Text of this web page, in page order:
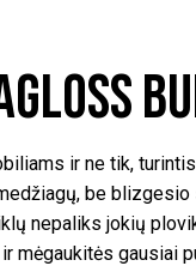
ir ne tik,
be
nepaliks jokių
mėgaukitės gausiai